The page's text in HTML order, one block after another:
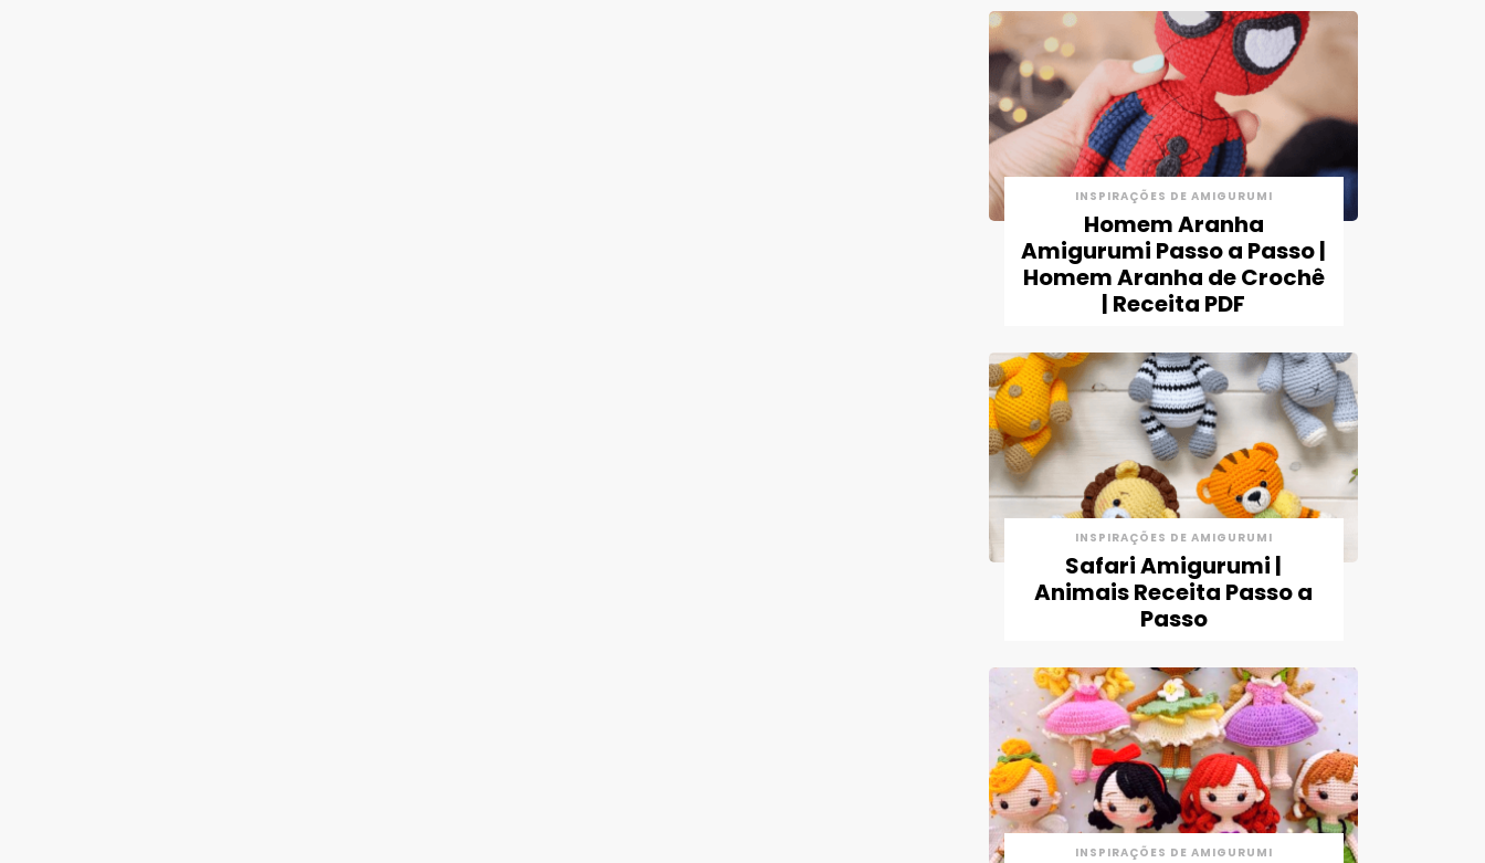
INSPIRAÇÕES DE AMIGURUMI
Homem Aranha
Amigurumi Passo a Passo |
Homem Aranha de Crochê
| Receita PDF
INSPIRAÇÕES DE AMIGURUMI
Safari Amigurumi |
Animais Receita Passo a
Passo
INSPIRAÇÕES DE AMIGURUMI